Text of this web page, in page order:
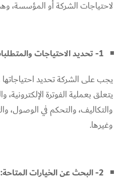
لاحتياجات الشركة أو المؤسسة،
1- تحديد الاحتياجات والمتطلبات:
يجب على الشركة تحديد احتياجاتها
يتعلق بعملية الفوترة
والتكاليف، والتحكم في الوصول،
وغيرها.
2- البحث عن الخيارات المتاحة: